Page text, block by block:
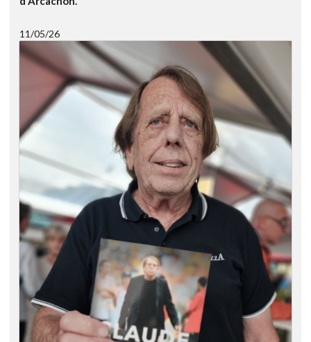
11/05/26